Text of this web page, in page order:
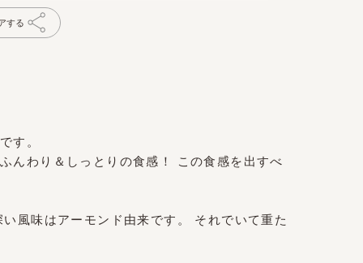
する
す。
んわり＆しっとりの食感！ この食感を出すべ
風味はアーモンド由来です。 それでいて重た